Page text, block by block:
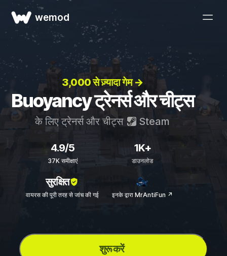
wemod
3,000 से ज़्यादा गेम →
Buoyancy ट्रेनर्स और चीट्स
के लिए ट्रेनर्स और चीट्स Steam
4.9/5
37K समीक्षाएं
1K+
डाउनलोड
सुरक्षित
वायरस की पूरी तरह से जांच की गई इनके द्वारा MrAntiFun ↗
शुरू करें